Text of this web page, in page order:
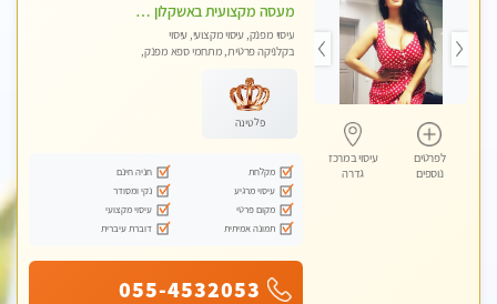
לפרטים
נוספים
עיסוי במרכז
גדרה
מעסה מקצועית באשקלון מסאז' מפנק ומשחרר ומרגיע באווירה נעימה ושקטה
עיסוי מפנק, עיסוי מקצועי, עיסוי
בקלניקה פרטית, מתחמי ספא מפנק,
פלטינה
מקלחת
חניה חינם
עיסוי מרגיע
נקי ומסודר
מקום פרטי
עיסוי מקצועי
תמונה אמיתית
דוברת עיברית
055-4532053